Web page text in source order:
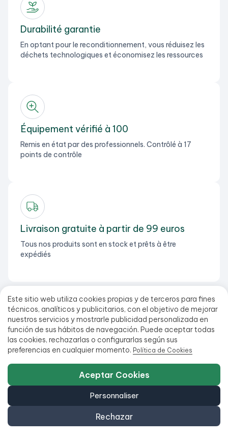
Durabilité garantie
En optant pour le reconditionnement, vous réduisez les
déchets technologiques et économisez les ressources
Équipement vérifié à 100
Remis en état par des professionnels. Contrôlé à 17
points de contrôle
Livraison gratuite à partir de 99 euros
Tous nos produits sont en stock et prêts à être
expédiés
Este sitio web utiliza cookies propias y de terceros para fines
técnicos, analíticos y publicitarios, con el objetivo de mejorar
nuestros servicios y mostrarle publicidad personalizada en
función de sus hábitos de navegación. Puede aceptar todas
las cookies, rechazarlas o configurarlas según sus
preferencias en cualquier momento. Política de Cookies
Rechazar
Personnaliser
Aceptar Cookies